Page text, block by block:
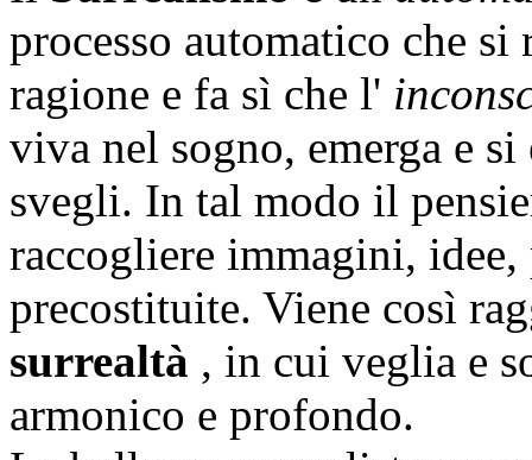
processo automatico che
ragione e fa sì che l'
viva nel sogno, emerga e
svegli. In tal modo il
raccogliere immagini,
precostituite. Viene così
surrealtà , in cui veglia e
armonico e profondo.